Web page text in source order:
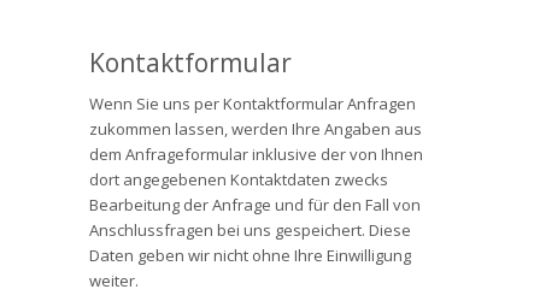
Kontaktformular
Wenn Sie uns per Kontaktformular Anfragen
zukommen lassen, werden Ihre Angaben aus
dem Anfrageformular inklusive der von Ihnen
dort angegebenen Kontaktdaten zwecks
Bearbeitung der Anfrage und für den Fall von
Anschlussfragen bei uns gespeichert. Diese
Daten geben wir nicht ohne Ihre Einwilligung
weiter.